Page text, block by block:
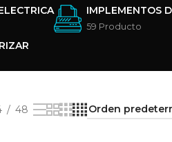
IMPLEMENTOS
59 Producto
48